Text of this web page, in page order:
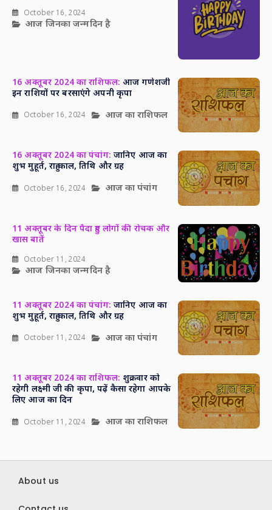
October 16, 2024
आज जिनका जन्मदिन है
16 अक्तूबर 2024 का राशिफल: आज गणेशजी
इन राशियों पर बरसाएंगे अपनी कृपा
October 16, 2024 आज का राशिफल
16 अक्तूबर 2024 का पंचांग: जानिए आज का
शुभ मुहूर्त, राहु काल, तिथि और ग्रह
October 16, 2024 आज का पंचांग
11 अक्तूबर के दिन पैदा हुए लोगों की रोचक और
खास बातें
October 11, 2024
आज जिनका जन्मदिन है
11 अक्तूबर 2024 का पंचांग: जानिए आज का
शुभ मुहूर्त, राहु काल, तिथि और ग्रह
October 11, 2024 आज का पंचांग
11 अक्तूबर 2024 का राशिफल: शुक्रवार को
रहेगी लक्ष्मी जी की कृपा, पढ़ें कैसा रहेगा आपके
लिए आज का दिन
October 11, 2024 आज का राशिफल
About us